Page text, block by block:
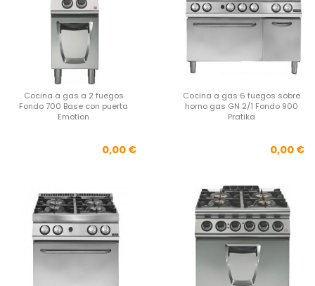
Cocina a gas a 2 fuegos
Fondo 700 Base con puerta
Emotion
Precio
0,00 €
Cocina a gas 6 fuegos sobre
horno gas GN 2/1 Fondo 900
Pratika
0,00 €